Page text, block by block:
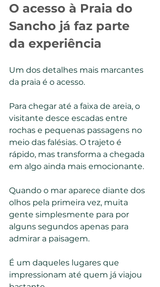
O acesso à Praia do
Sancho já faz parte
da experiência
Um dos detalhes mais marcantes
da praia é o acesso.
Para chegar até a faixa de areia, o
visitante desce escadas entre
rochas e pequenas passagens no
meio das falésias. O trajeto é
rápido, mas transforma a chegada
em algo ainda mais emocionante.
Quando o mar aparece diante dos
olhos pela primeira vez, muita
gente simplesmente para por
alguns segundos apenas para
admirar a paisagem.
É um daqueles lugares que
impressionam até quem já viajou